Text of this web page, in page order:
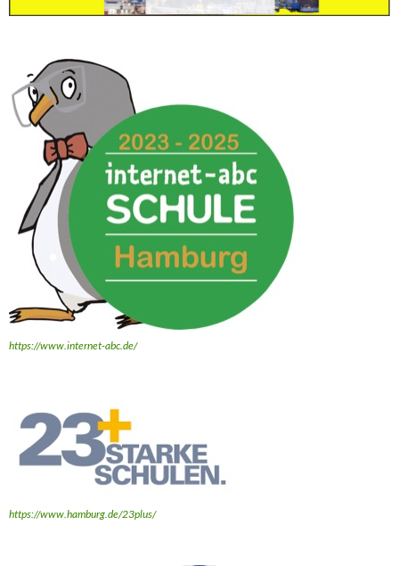
https://www.internet-abc.de/
https://www.hamburg.de/23plus/